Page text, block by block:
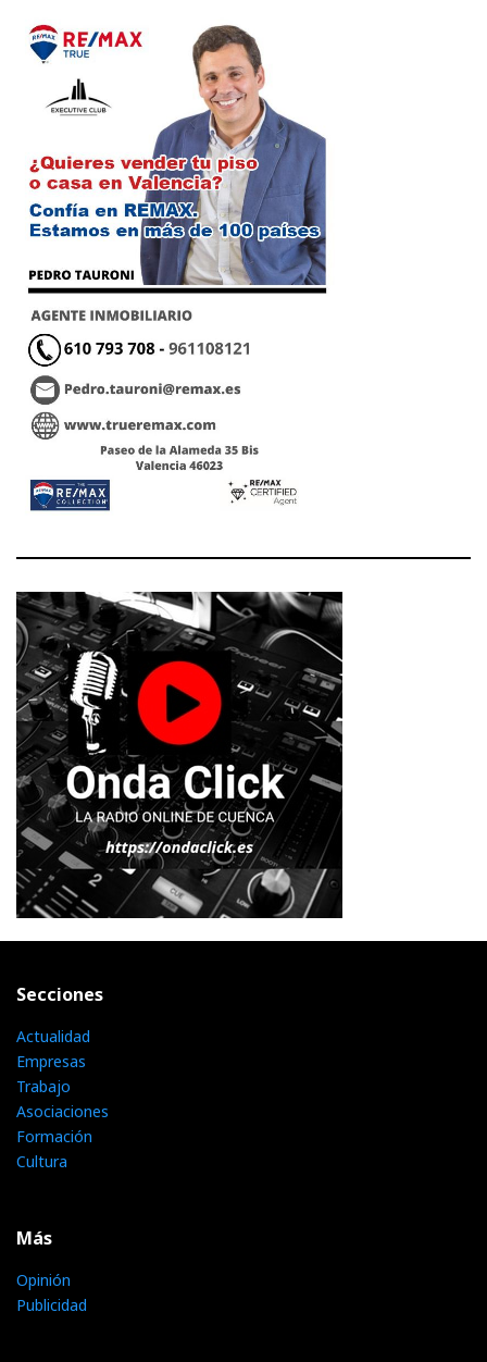
Secciones
Actualidad
Empresas
Trabajo
Asociaciones
Formación
Cultura
Más
Opinión
Publicidad